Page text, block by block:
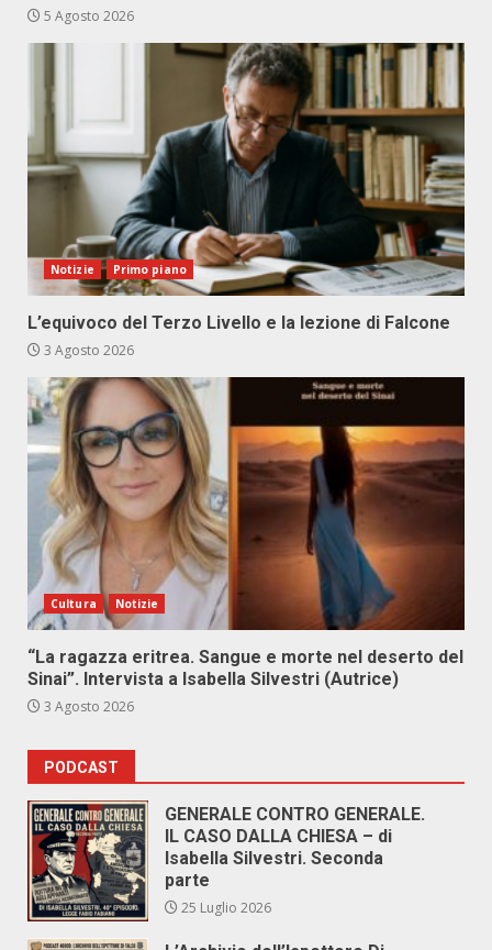
5 Agosto 2026
Notizie Primo piano
L’equivoco del Terzo Livello e la lezione di Falcone
3 Agosto 2026
Cultura Notizie
“La ragazza eritrea. Sangue e morte nel deserto del
Sinai”. Intervista a Isabella Silvestri (Autrice)
3 Agosto 2026
PODCAST
GENERALE CONTRO GENERALE.
IL CASO DALLA CHIESA – di
Isabella Silvestri. Seconda
parte
25 Luglio 2026